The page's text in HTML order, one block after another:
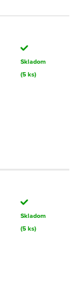
Skladom
(5 ks)
Skladom
(5 ks)